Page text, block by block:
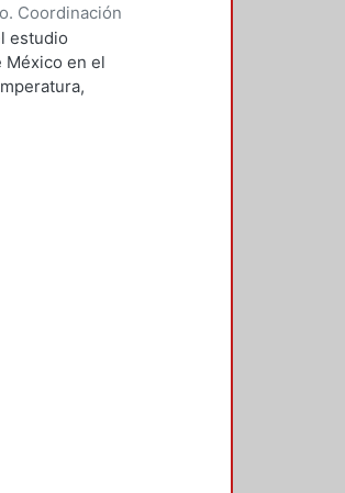
Coordinación
estudio
México en el